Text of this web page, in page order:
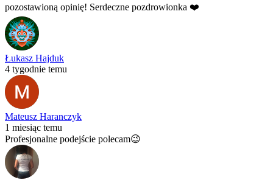
pozostawioną opinię! Serdeczne pozdrowionka ❤️
Łukasz Hajduk
4 tygodnie temu
Mateusz Haranczyk
1 miesiąc temu
Profesjonalne podejście polecam😉